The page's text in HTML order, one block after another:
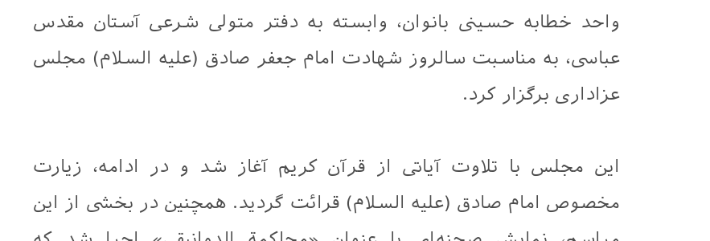
واحد خطابه حسینی بانوان، وابسته به دفتر متولی شرعی آستان مقدس
عباسی، به مناسبت سالروز شهادت امام جعفر صادق (علیه السلام) مجلس
عزاداری برگزار کرد.
این مجلس با تلاوت آیاتی از قرآن کریم آغاز شد و در ادامه، زیارت
مخصوص امام صادق (علیه السلام) قرائت گردید. همچنین در بخشی از این